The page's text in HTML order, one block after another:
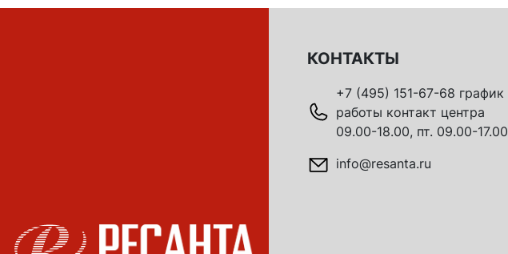
КОНТАКТЫ
+7 (495) 151-67-68 график
работы контакт центра
09.00-18.00, пт. 09.00-17.00
info@resanta.ru